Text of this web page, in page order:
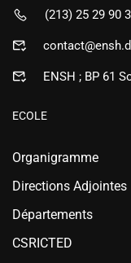
(213) 25 29 90
ENSH ; BP 61
ECOLE
Organigramme
Directions Adjointes
Départements
CSRICTED